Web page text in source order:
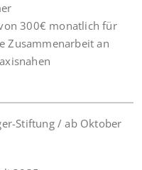
300€ monatlich für
Zusammenarbeit an
Stiftung / ab Oktober